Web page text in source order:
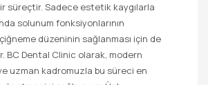
süreçtir. Sadece estetik kaygılarla
solunum fonksiyonlarının
düzeninin sağlanması için de
BC Dental Clinic olarak, modern
uzman kadromuzla bu süreci en